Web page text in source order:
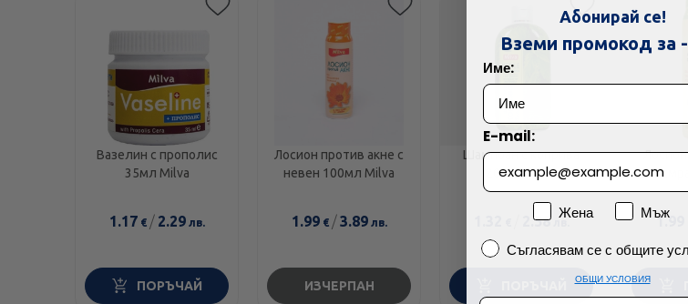
Вазелин с прополис
35мл Milva
1.17€ / 2.29лв.
ПОРЪЧАЙ
Лосион против акне с
невен 100мл Milva
1.99€ /3.89лв.
ИЗЧЕРПАН
Шампоан с коприва
200мл Milva
2.58лв.
със
1.99
Абонирай се!
Вземи промокод за
Име:
E-mail:
ПолЖена
Мъж
Съгласявам се с общите
Съгласявам се с общите
ОБЩИ УСЛОВИЯ